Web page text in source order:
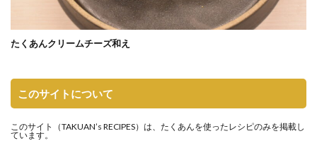
たくあんクリームチーズ和え
このサイトについて
このサイト（TAKUAN’s RECIPES）は、たくあんを使ったレシピのみを掲載し
ています。